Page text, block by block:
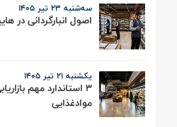
سه‌شنبه 23 تیر ۱۴۰۵
اصول انبارگردانی در
یکشنبه 21 تیر ۱۴۰۵
3 استاندارد مهم
موادغذایی